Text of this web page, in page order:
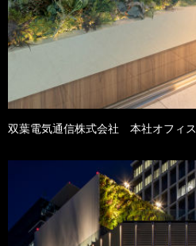
双葉電気通信株式会社 本社オフィス